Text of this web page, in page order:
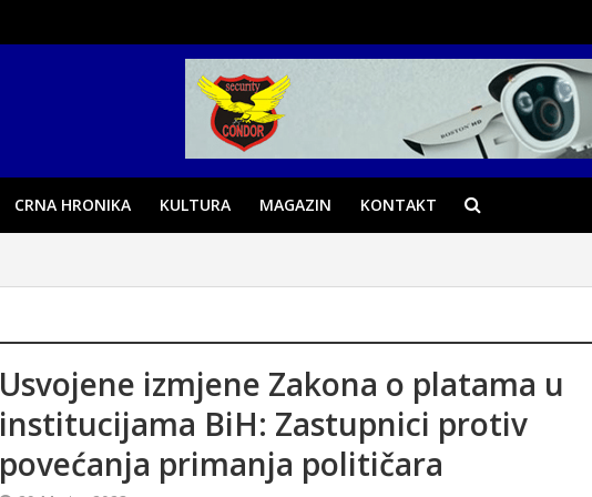
CRNA HRONIKA KULTURA MAGAZIN KONTAKT
Usvojene izmjene Zakona o platama u
institucijama BiH: Zastupnici protiv
povećanja primanja političara